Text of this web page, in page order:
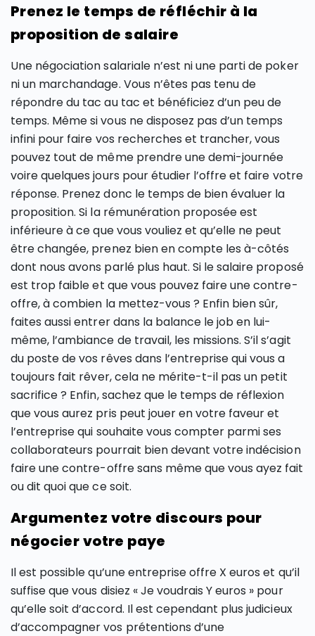
Prenez le temps de réfléchir à la
proposition de salaire
Une négociation salariale n’est ni une parti de poker
ni un marchandage. Vous n’êtes pas tenu de
répondre du tac au tac et bénéficiez d’un peu de
temps. Même si vous ne disposez pas d’un temps
infini pour faire vos recherches et trancher, vous
pouvez tout de même prendre une demi-journée
voire quelques jours pour étudier l’offre et faire votre
réponse. Prenez donc le temps de bien évaluer la
proposition. Si la rémunération proposée est
inférieure à ce que vous vouliez et qu’elle ne peut
être changée, prenez bien en compte les à-côtés
dont nous avons parlé plus haut. Si le salaire proposé
est trop faible et que vous pouvez faire une contre-
offre, à combien la mettez-vous ? Enfin bien sûr,
faites aussi entrer dans la balance le job en lui-
même, l’ambiance de travail, les missions. S’il s’agit
du poste de vos rêves dans l’entreprise qui vous a
toujours fait rêver, cela ne mérite-t-il pas un petit
sacrifice ? Enfin, sachez que le temps de réflexion
que vous aurez pris peut jouer en votre faveur et
l’entreprise qui souhaite vous compter parmi ses
collaborateurs pourrait bien devant votre indécision
faire une contre-offre sans même que vous ayez fait
ou dit quoi que ce soit.
Argumentez votre discours pour
négocier votre paye
Il est possible qu’une entreprise offre X euros et qu’il
suffise que vous disiez « Je voudrais Y euros » pour
qu’elle soit d’accord. Il est cependant plus judicieux
d’accompagner vos prétentions d’une